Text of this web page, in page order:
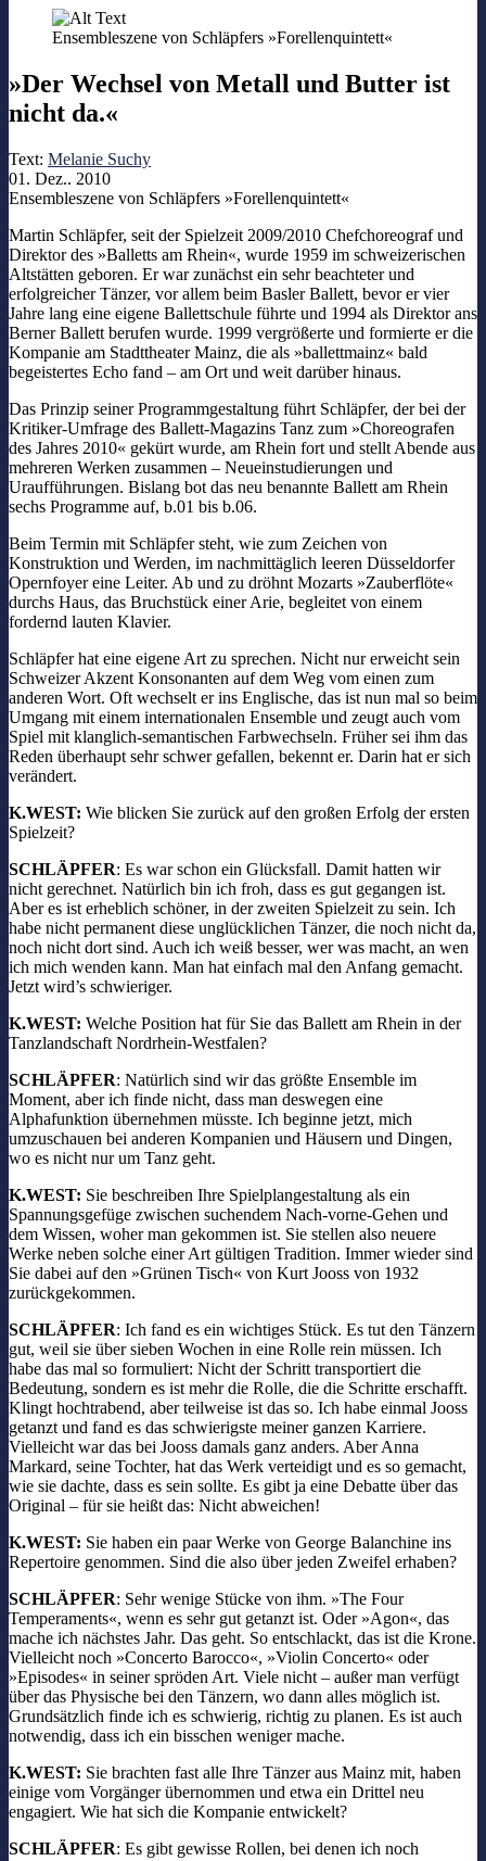
Ensembleszene von Schläpfers »Forellenquintett«
»Der Wechsel von Metall und Butter ist
nicht da.«
Text: Melanie Suchy
01. Dez.. 2010
Ensembleszene von Schläpfers »Forellenquintett«
Martin Schläpfer, seit der Spielzeit 2009/2010 Chefchoreograf und
Direktor des »Balletts am Rhein«, wurde 1959 im schweizerischen
Altstätten geboren. Er war zunächst ein sehr beachteter und
erfolgreicher Tänzer, vor allem beim Basler Ballett, bevor er vier
Jahre lang eine eigene Ballettschule führte und 1994 als Direktor ans
Berner Ballett berufen wurde. 1999 vergrößerte und formierte er die
Kompanie am Stadttheater Mainz, die als »ballettmainz« bald
begeistertes Echo fand – am Ort und weit darüber hinaus.
Das Prinzip seiner Programmgestaltung führt Schläpfer, der bei der
Kritiker-Umfrage des Ballett-Magazins Tanz zum »Choreografen
des Jahres 2010« gekürt wurde, am Rhein fort und stellt Abende aus
mehreren Werken zusammen – Neueinstudierungen und
Uraufführungen. Bislang bot das neu benannte Ballett am Rhein
sechs Programme auf, b.01 bis b.06.
Beim Termin mit Schläpfer steht, wie zum Zeichen von
Konstruktion und Werden, im nachmittäglich leeren Düsseldorfer
Opernfoyer eine Leiter. Ab und zu dröhnt Mozarts »Zauberflöte«
durchs Haus, das Bruchstück einer Arie, begleitet von einem
fordernd lauten Klavier.
Schläpfer hat eine eigene Art zu sprechen. Nicht nur erweicht sein
Schweizer Akzent Konsonanten auf dem Weg vom einen zum
anderen Wort. Oft wechselt er ins Englische, das ist nun mal so beim
Umgang mit einem internationalen Ensemble und zeugt auch vom
Spiel mit klanglich-semantischen Farbwechseln. Früher sei ihm das
Reden überhaupt sehr schwer gefallen, bekennt er. Darin hat er sich
verändert.
K.WEST: Wie blicken Sie zurück auf den großen Erfolg der ersten
Spielzeit?
SCHLÄPFER: Es war schon ein Glücksfall. Damit hatten wir
nicht gerechnet. Natürlich bin ich froh, dass es gut gegangen ist.
Aber es ist erheblich schöner, in der zweiten Spielzeit zu sein. Ich
habe nicht permanent diese unglücklichen Tänzer, die noch nicht da,
noch nicht dort sind. Auch ich weiß besser, wer was macht, an wen
ich mich wenden kann. Man hat einfach mal den Anfang gemacht.
Jetzt wird’s schwieriger.
K.WEST: Welche Position hat für Sie das Ballett am Rhein in der
Tanzlandschaft Nordrhein-Westfalen?
SCHLÄPFER: Natürlich sind wir das größte Ensemble im
Moment, aber ich finde nicht, dass man deswegen eine
Alphafunktion übernehmen müsste. Ich beginne jetzt, mich
umzuschauen bei anderen Kompanien und Häusern und Dingen,
wo es nicht nur um Tanz geht.
K.WEST: Sie beschreiben Ihre Spielplangestaltung als ein
Spannungsgefüge zwischen suchendem Nach-vorne-Gehen und
dem Wissen, woher man gekommen ist. Sie stellen also neuere
Werke neben solche einer Art gültigen Tradition. Immer wieder sind
Sie dabei auf den »Grünen Tisch« von Kurt Jooss von 1932
zurückgekommen.
SCHLÄPFER: Ich fand es ein wichtiges Stück. Es tut den Tänzern
gut, weil sie über sieben Wochen in eine Rolle rein müssen. Ich
habe das mal so formuliert: Nicht der Schritt transportiert die
Bedeutung, sondern es ist mehr die Rolle, die die Schritte erschafft.
Klingt hochtrabend, aber teilweise ist das so. Ich habe einmal Jooss
getanzt und fand es das schwierigste meiner ganzen Karriere.
Vielleicht war das bei Jooss damals ganz anders. Aber Anna
Markard, seine Tochter, hat das Werk verteidigt und es so gemacht,
wie sie dachte, dass es sein sollte. Es gibt ja eine Debatte über das
Original – für sie heißt das: Nicht abweichen!
K.WEST: Sie haben ein paar Werke von George Balanchine ins
Repertoire genommen. Sind die also über jeden Zweifel erhaben?
SCHLÄPFER: Sehr wenige Stücke von ihm. »The Four
Temperaments«, wenn es sehr gut getanzt ist. Oder »Agon«, das
mache ich nächstes Jahr. Das geht. So entschlackt, das ist die Krone.
Vielleicht noch »Concerto Barocco«, »Violin Concerto« oder
»Episodes« in seiner spröden Art. Viele nicht – außer man verfügt
über das Physische bei den Tänzern, wo dann alles möglich ist.
Grundsätzlich finde ich es schwierig, richtig zu planen. Es ist auch
notwendig, dass ich ein bisschen weniger mache.
K.WEST: Sie brachten fast alle Ihre Tänzer aus Mainz mit, haben
einige vom Vorgänger übernommen und etwa ein Drittel neu
engagiert. Wie hat sich die Kompanie entwickelt?
SCHLÄPFER: Es gibt gewisse Rollen, bei denen ich noch